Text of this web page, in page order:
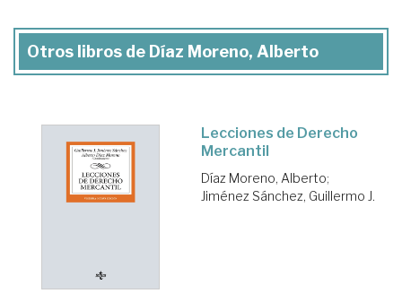
Otros libros de Díaz Moreno, Alberto
Lecciones de Derecho
Mercantil
Díaz Moreno, Alberto;
Jiménez Sánchez, Guillermo J.